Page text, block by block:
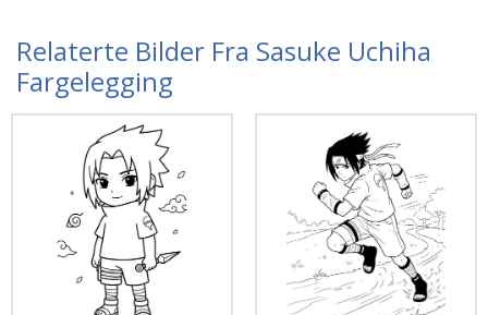
Relaterte Bilder Fra Sasuke Uchiha
Fargelegging